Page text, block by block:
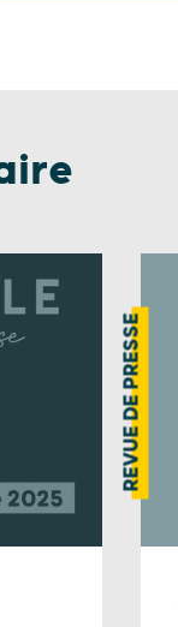
REVUE DE PRESSE